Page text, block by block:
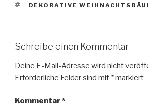
SCHLAGWÖRTER
DEKORATIVE
Schreibe einen Kommentar
Deine E-Mail-Adresse wird nicht
Erforderliche Felder sind mit *markiert
Kommentar*